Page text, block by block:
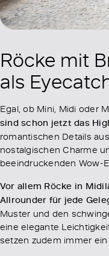
Röcke mit
als
Egal, ob Mini, Midi oder
sind schon jetzt das
romantischen Details
nostalgischen Charme
beeindruckenden Wow-
Vor allem Röcke in
Allrounder für jede
Muster und den
eine elegante
setzen zudem immer